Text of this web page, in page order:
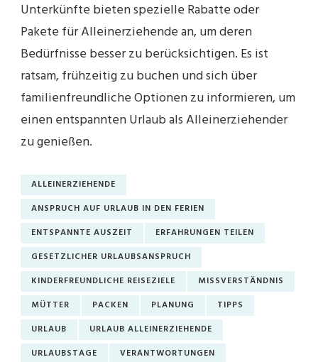
Unterkünfte bieten spezielle Rabatte oder
Pakete für Alleinerziehende an, um deren
Bedürfnisse besser zu berücksichtigen. Es ist
ratsam, frühzeitig zu buchen und sich über
familienfreundliche Optionen zu informieren, um
einen entspannten Urlaub als Alleinerziehender
zu genießen.
ALLEINERZIEHENDE
ANSPRUCH AUF URLAUB IN DEN FERIEN
ENTSPANNTE AUSZEIT
ERFAHRUNGEN TEILEN
GESETZLICHER URLAUBSANSPRUCH
KINDERFREUNDLICHE REISEZIELE
MISSVERSTÄNDNIS
MÜTTER
PACKEN PLANUNG
TIPPS
URLAUB
URLAUB ALLEINERZIEHENDE
URLAUBSTAGE
VERANTWORTUNGEN